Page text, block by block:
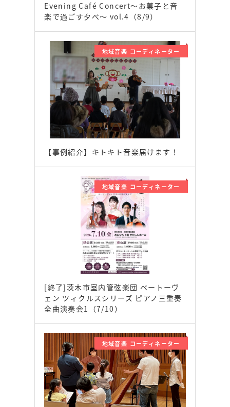
Evening Café Concert〜お菓子と音
楽で過ごす夕べ〜 vol.4（8/9）
地域音楽 コーディネーター
【事例紹介】キトキト音楽届けます！
地域音楽 コーディネーター
[終了]茨木市室内管弦楽団 ベートーヴ
ェン ツィクルスシリーズ ピアノ三重奏
全曲演奏会1（7/10）
地域音楽 コーディネーター